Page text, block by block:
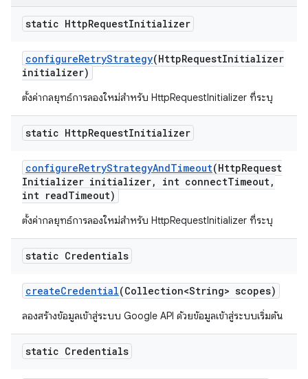
static HttpRequestInitializer
configureRetryStrategy(HttpRequestInitializer
initializer)
ตั้งค่ากลยุทธ์การลองใหม่สำหรับ HttpRequestInitializer ที่ระบุ
static HttpRequestInitializer
configureRetryStrategyAndTimeout(HttpRequest
Initializer initializer, int connectTimeout,
int readTimeout)
ตั้งค่ากลยุทธ์การลองใหม่สำหรับ HttpRequestInitializer ที่ระบุ
static Credentials
createCredential(Collection<String> scopes)
ลองสร้างข้อมูลเข้าสู่ระบบ Google API ด้วยข้อมูลเข้าสู่ระบบเริ่มต้น
static Credentials